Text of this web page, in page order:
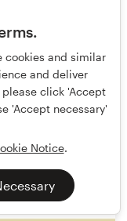
cookies and similar
and deliver
click 'Accept
'Accept necessary'
Notice.